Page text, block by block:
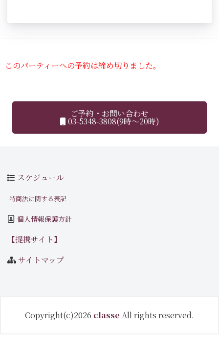
このパーティーへの予約は締め切りました。
ご予約・お問い合わせ
03-5348-3808(9時～20時)
スケジュール
特商法に関する表記
個人情報保護方針
【提携サイト】
サイトマップ
Copyright(c)2026 classe All rights reserved.